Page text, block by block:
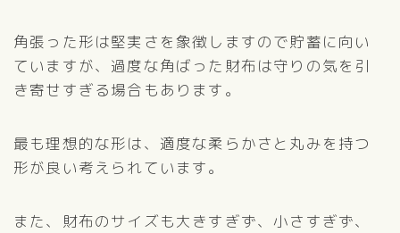
角張った形は堅実さを象徴しますので貯蓄に向い
ていますが、過度な角ばった財布は守りの気を引
き寄せすぎる場合もあります。
最も理想的な形は、適度な柔らかさと丸みを持つ
形が良い考えられています。
また、財布のサイズも大きすぎず、小さすぎず、